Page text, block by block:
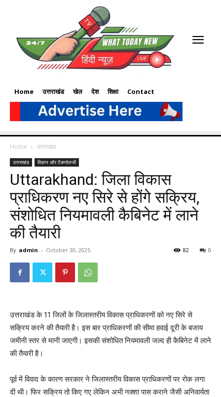
Home उत्तराखंड खेल देश शिक्षा Contact
Home उत्तराखंड
उत्तराखंड विज्ञान और टैकनोलजी
Uttarakhand: जिला विकास
प्राधिकरण नए सिरे से होंगे सक्रिय,
संशोधित नियमावली कैबिनेट में लाने
की तैयारी
By admin - October 30, 2025 0
82
उत्तराखंड के 11 जिलों के जिलास्तरीय विकास प्राधिकरणों को नए सिरे से
सक्रिय करने की तैयारी है। इस बार प्राधिकरणों की सीमा हवाई दूरी के बजाय
जमीनी स्तर से मानी जाएगी। इसकी संशोधित नियमावली जल्द ही कैबिनेट में लाने
की तैयारी है।
पूर्व में विवाद के कारण सरकार ने जिलास्तरीय विकास प्राधिकरणों पर रोक लगा
दी थी। फिर सक्रिय तो किए गए लेकिन अभी नक्शा पास कराने जैसी अनिवार्यता